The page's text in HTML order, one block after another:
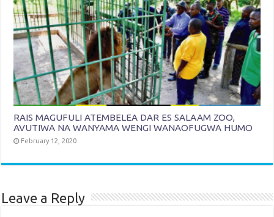
RAIS MAGUFULI ATEMBELEA DAR ES SALAAM ZOO,
AVUTIWA NA WANYAMA WENGI WANAOFUGWA HUMO
February 12, 2020
Leave a Reply